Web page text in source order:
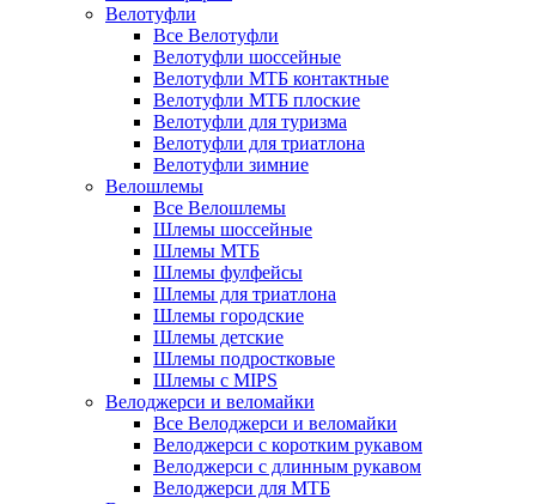
Велотуфли
Все Велотуфли
Велотуфли шоссейные
Велотуфли МТБ контактные
Велотуфли МТБ плоские
Велотуфли для туризма
Велотуфли для триатлона
Велотуфли зимние
Велошлемы
Все Велошлемы
Шлемы шоссейные
Шлемы МТБ
Шлемы фулфейсы
Шлемы для триатлона
Шлемы городские
Шлемы детские
Шлемы подростковые
Шлемы с MIPS
Велоджерси и веломайки
Все Велоджерси и веломайки
Велоджерси с коротким рукавом
Велоджерси с длинным рукавом
Велоджерси для МТБ